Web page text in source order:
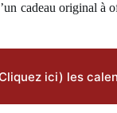
cadeau original
ici) les